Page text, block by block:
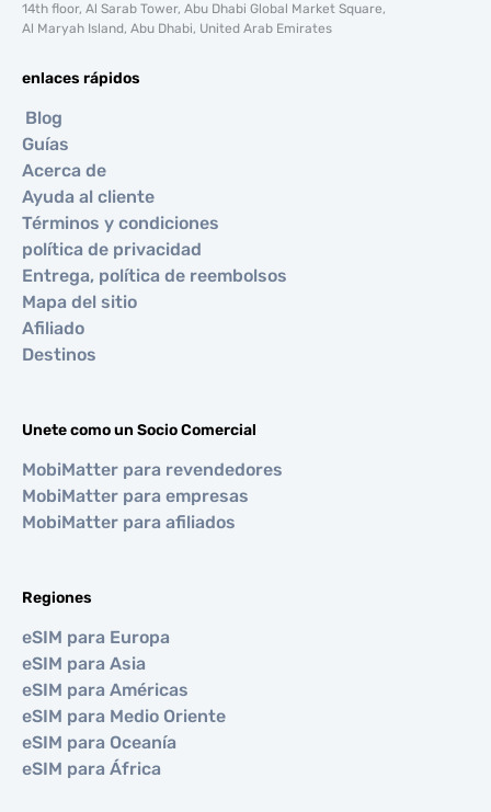
14th floor, Al Sarab Tower, Abu Dhabi Global Market Square,
Al Maryah Island, Abu Dhabi, United Arab Emirates
enlaces rápidos
Blog
Guías
Acerca de
Ayuda al cliente
Términos y condiciones
política de privacidad
Entrega, política de reembolsos
Mapa del sitio
Afiliado
Destinos
Unete como un Socio Comercial
MobiMatter para revendedores
MobiMatter para empresas
MobiMatter para afiliados
Regiones
eSIM para Europa
eSIM para Asia
eSIM para Américas
eSIM para Medio Oriente
eSIM para Oceanía
eSIM para África